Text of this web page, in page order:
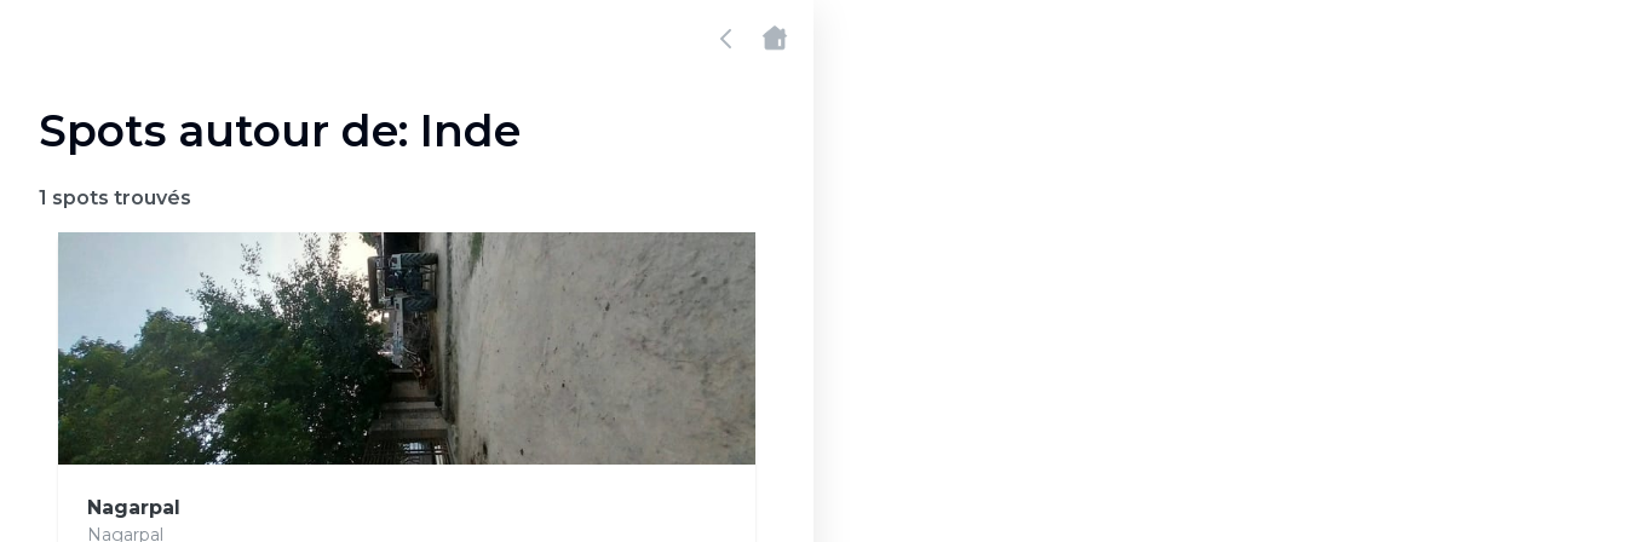
Spots autour de: Inde
1 spots trouvés
Nagarpal
Nagarpal